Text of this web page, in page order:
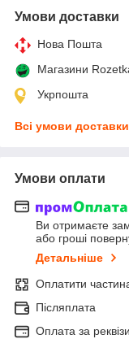
Умови доставки
Нова Пошта
Магазини
Укрпошта
Всі умови доставки
Умови оплати
Ви отримаєте
або гроші
Детальніше
Оплатити
Післяплата
Оплата за